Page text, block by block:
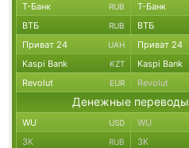
Т-Банк RUB Т-Банк
ВТБ RUB ВТБ
Приват 24 UAH Приват 24
Kaspi Bank KZT Kaspi Bank
Revolut EUR Revolut
Денежные переводы
WU USD WU
ЗК RUB ЗК